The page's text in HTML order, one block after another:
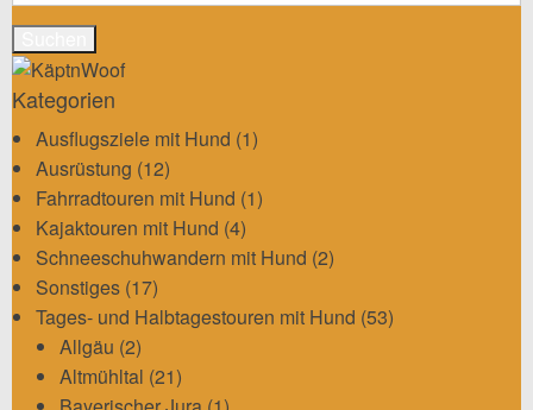
Kategorien
Ausflugsziele mit Hund (1)
Ausrüstung (12)
Fahrradtouren mit Hund (1)
Kajaktouren mit Hund (4)
Schneeschuhwandern mit Hund (2)
Sonstiges (17)
Tages- und Halbtagestouren mit Hund (53)
Allgäu (2)
Altmühltal (21)